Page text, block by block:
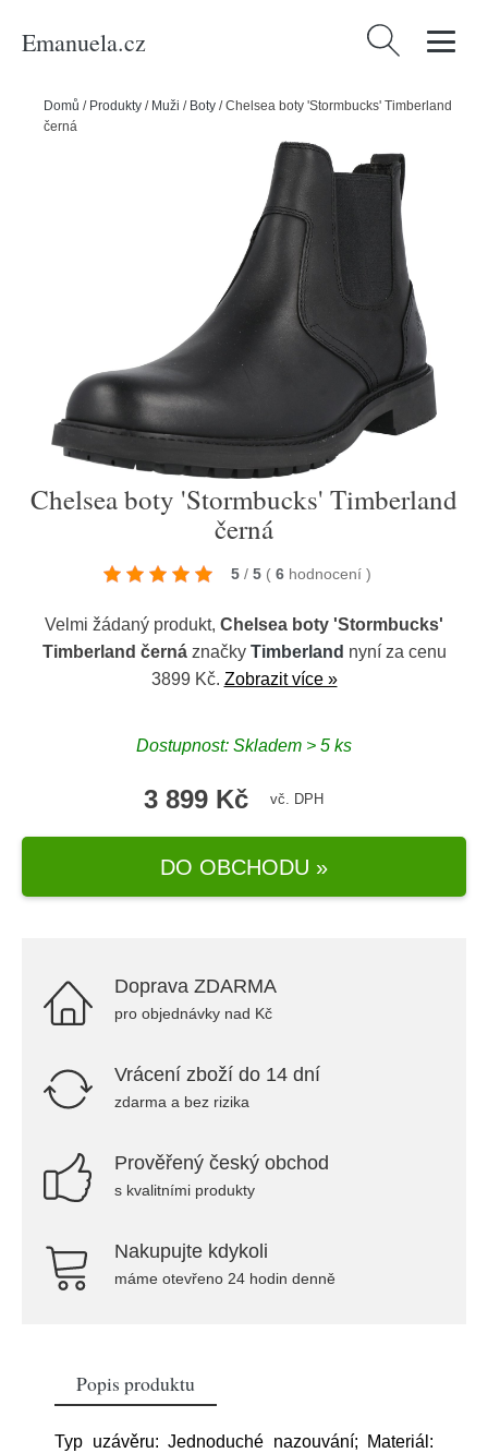
Emanuela.cz Vyhledávání
Domů / Produkty / Muži / Boty /Chelsea boty 'Stormbucks' Timberland
černá
Chelsea boty 'Stormbucks' Timberland
černá
5 / 5 ( 6 hodnocení )
Velmi žádaný produkt, Chelsea boty 'Stormbucks'
Timberland černáznačky Timberland nyní za cenu
3899 Kč. Zobrazit více »
Dostupnost: Skladem > 5 ks
3 899 Kč vč. DPH
DO OBCHODU »
Doprava ZDARMA
pro objednávky nad Kč
Vrácení zboží do 14 dní
zdarma a bez rizika
Prověřený český obchod
s kvalitními produkty
Nakupujte kdykoli
máme otevřeno 24 hodin denně
Popis produktu
Typ uzávěru: Jednoduché nazouvání; Materiál: